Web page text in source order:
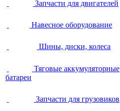
Запчасти для двигателей
Навесное оборудование
Шины, диски, колеса
Тяговые аккумуляторные
батареи
Запчасти для грузовиков